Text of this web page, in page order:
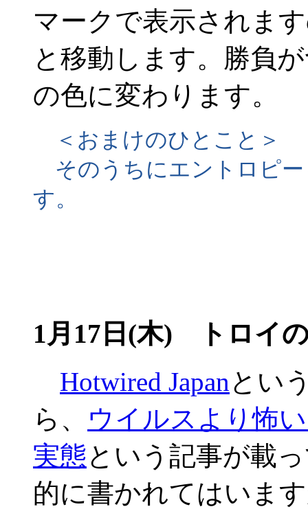
マークで表示されま
と移動します。勝負
の色に変わります。
＜おまけのひとこと＞
そのうちにエントロピー
す。
1月17日(木) トロイ
Hotwired Japanとい
ら、 ウイルスより怖
実態という記事が載
的に書かれてはいま